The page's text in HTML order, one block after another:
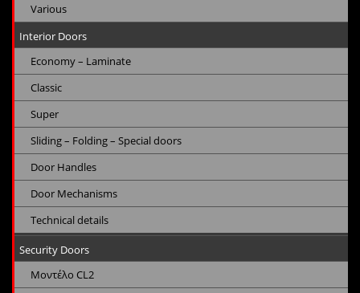
Various
Interior Doors
Economy – Laminate
Classic
Super
Sliding – Folding – Special doors
Door Handles
Door Mechanisms
Technical details
Security Doors
Μοντέλο CL2